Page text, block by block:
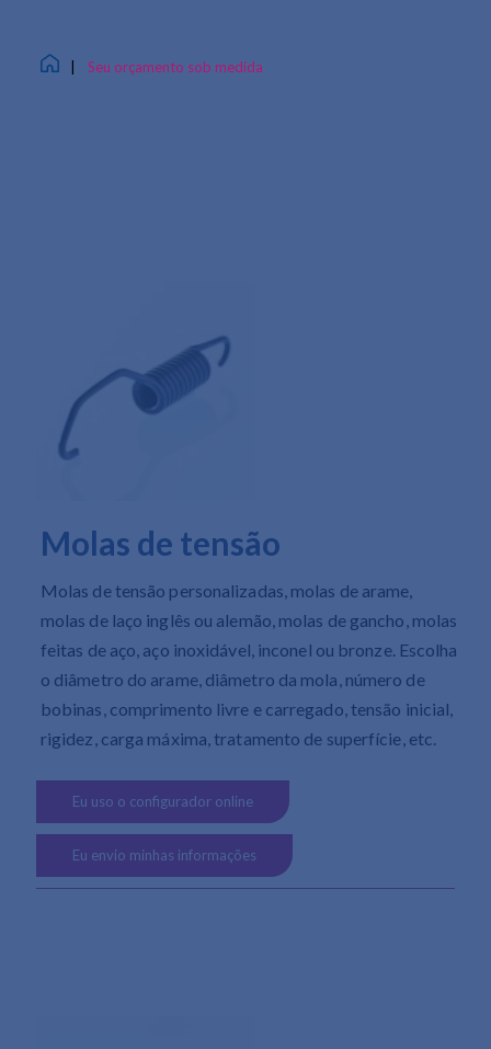
Seu orçamento sob medida
Molas de tensão
Molas de tensão personalizadas, molas de arame,
molas de laço inglês ou alemão, molas de gancho, molas
feitas de aço, aço inoxidável, inconel ou bronze. Escolha
o diâmetro do arame, diâmetro da mola, número de
bobinas, comprimento livre e carregado, tensão inicial,
rigidez, carga máxima, tratamento de superfície, etc.
Eu uso o configurador online
Eu envio minhas informações